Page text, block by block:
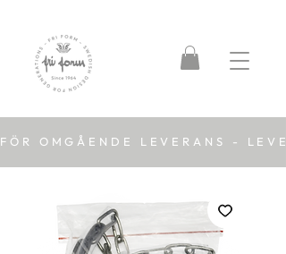
FÖR OMGÅENDE LEVERANS -